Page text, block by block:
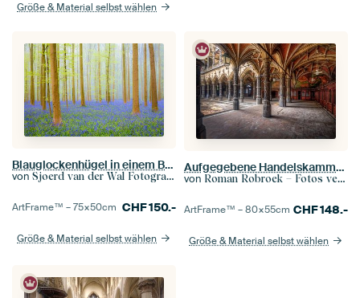
Größe & Material selbst wählen
Blauglockenhügel in einem Buchenwald an einem Frühlingsmorgen
von Sjoerd van der Wal Fotografie
ArtFrame™ –75×50cm CHF150.-
Größe & Material selbst wählen
Aufgegebene Handelskammer.
von Roman Robroek – Fotos verlassener Gebäude
ArtFrame™ –80×55cm CHF148.-
Größe & Material selbst wählen